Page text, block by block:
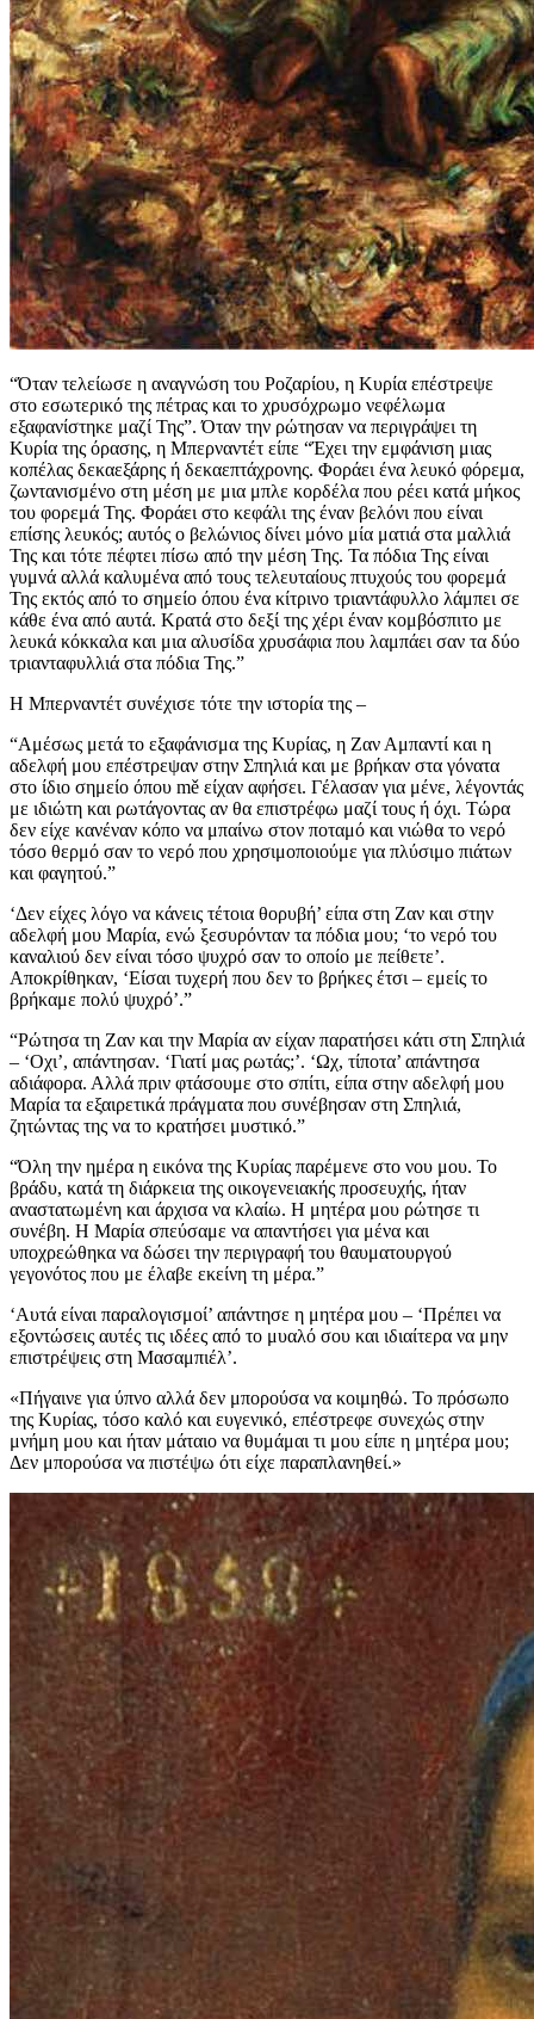
“Όταν τελείωσε η αναγνώση του Ροζαρίου, η Κυρία επέστρεψε
στο εσωτερικό της πέτρας και το χρυσόχρωμο νεφέλωμα
εξαφανίστηκε μαζί Της”. Όταν την ρώτησαν να περιγράψει τη
Κυρία της όρασης, η Μπερναντέτ είπε “Έχει την εμφάνιση μιας
κοπέλας δεκαεξάρης ή δεκαεπτάχρονης. Φοράει ένα λευκό φόρεμα,
ζωντανισμένο στη μέση με μια μπλε κορδέλα που ρέει κατά μήκος
του φορεμά Της. Φοράει στο κεφάλι της έναν βελόνι που είναι
επίσης λευκός; αυτός ο βελώνιος δίνει μόνο μία ματιά στα μαλλιά
Της και τότε πέφτει πίσω από την μέση Της. Τα πόδια Της είναι
γυμνά αλλά καλυμένα από τους τελευταίους πτυχούς του φορεμά
Της εκτός από το σημείο όπου ένα κίτρινο τριαντάφυλλο λάμπει σε
κάθε ένα από αυτά. Κρατά στο δεξί της χέρι έναν κομβόσπιτο με
λευκά κόκκαλα και μια αλυσίδα χρυσάφια που λαμπάει σαν τα δύο
τριανταφυλλιά στα πόδια Της.”
Η Μπερναντέτ συνέχισε τότε την ιστορία της –
“Αμέσως μετά το εξαφάνισμα της Κυρίας, η Ζαν Αμπαντί και η
αδελφή μου επέστρεψαν στην Σπηλιά και με βρήκαν στα γόνατα
στο ίδιο σημείο όπου mě είχαν αφήσει. Γέλασαν για μένε, λέγοντάς
με ιδιώτη και ρωτάγοντας αν θα επιστρέφω μαζί τους ή όχι. Τώρα
δεν είχε κανέναν κόπο να μπαίνω στον ποταμό και νιώθα το νερό
τόσο θερμό σαν το νερό που χρησιμοποιούμε για πλύσιμο πιάτων
και φαγητού.”
‘Δεν είχες λόγο να κάνεις τέτοια θορυβή’ είπα στη Ζαν και στην
αδελφή μου Μαρία, ενώ ξεσυρόνταν τα πόδια μου; ‘το νερό του
καναλιού δεν είναι τόσο ψυχρό σαν το οποίο με πείθετε’.
Αποκρίθηκαν, ‘Είσαι τυχερή που δεν το βρήκες έτσι – εμείς το
βρήκαμε πολύ ψυχρό’.”
“Ρώτησα τη Ζαν και την Μαρία αν είχαν παρατήσει κάτι στη Σπηλιά
– ‘Οχι’, απάντησαν. ‘Γιατί μας ρωτάς;’. ‘Ωχ, τίποτα’ απάντησα
αδιάφορα. Αλλά πριν φτάσουμε στο σπίτι, είπα στην αδελφή μου
Μαρία τα εξαιρετικά πράγματα που συνέβησαν στη Σπηλιά,
ζητώντας της να το κρατήσει μυστικό.”
“Όλη την ημέρα η εικόνα της Κυρίας παρέμενε στο νου μου. Το
βράδυ, κατά τη διάρκεια της οικογενειακής προσευχής, ήταν
αναστατωμένη και άρχισα να κλαίω. Η μητέρα μου ρώτησε τι
συνέβη. Η Μαρία σπεύσαμε να απαντήσει για μένα και
υποχρεώθηκα να δώσει την περιγραφή του θαυματουργού
γεγονότος που με έλαβε εκείνη τη μέρα.”
‘Αυτά είναι παραλογισμοί’ απάντησε η μητέρα μου – ‘Πρέπει να
εξοντώσεις αυτές τις ιδέες από το μυαλό σου και ιδιαίτερα να μην
επιστρέψεις στη Μασαμπιέλ’.
«Πήγαινε για ύπνο αλλά δεν μπορούσα να κοιμηθώ. Το πρόσωπο
της Κυρίας, τόσο καλό και ευγενικό, επέστρεφε συνεχώς στην
μνήμη μου και ήταν μάταιο να θυμάμαι τι μου είπε η μητέρα μου;
Δεν μπορούσα να πιστέψω ότι είχε παραπλανηθεί.»